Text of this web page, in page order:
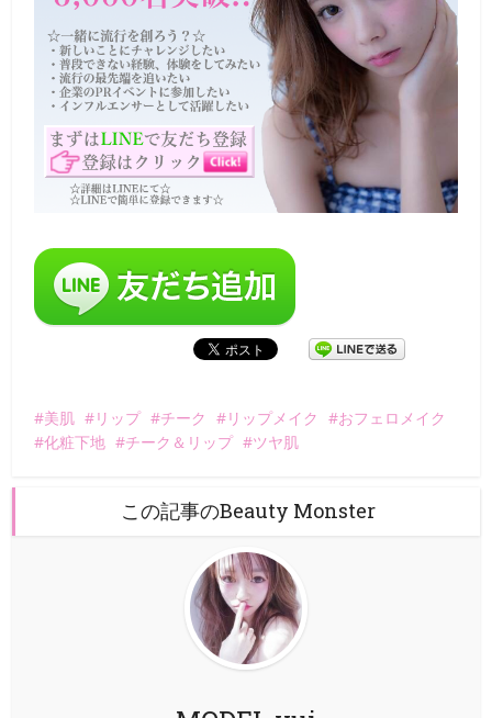
美肌 リップ チーク リップメイク
おフェロメイク
化粧下地
チーク＆リップ ツヤ肌
この記事のBeauty Monster